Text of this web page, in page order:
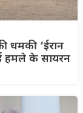
धमकी ‘ईरान
हमले के सायरन